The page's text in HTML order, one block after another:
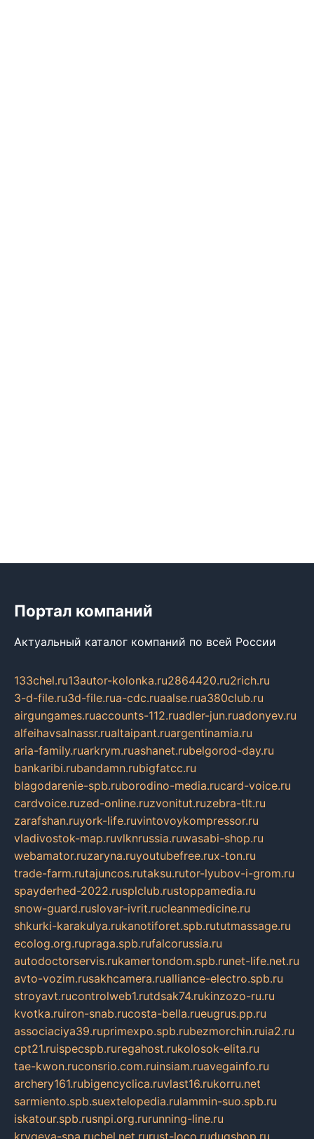
Портал компаний
Актуальный каталог компаний по всей России
133chel.ru13autor-kolonka.ru2864420.ru2rich.ru
3-d-file.ru3d-file.rua-cdc.ruaalse.rua380club.ru
airgungames.ruaccounts-112.ruadler-jun.ruadonyev.ru
alfeihavsalnassr.rualtaipant.ruargentinamia.ru
aria-family.ruarkrym.ruashanet.rubelgorod-day.ru
bankaribi.rubandamn.rubigfatcc.ru
blagodarenie-spb.ruborodino-media.rucard-voice.ru
cardvoice.ruzed-online.ruzvonitut.ruzebra-tlt.ru
zarafshan.ruyork-life.ruvintovoykompressor.ru
vladivostok-map.ruvlknrussia.ruwasabi-shop.ru
webamator.ruzaryna.ruyoutubefree.rux-ton.ru
trade-farm.rutajuncos.rutaksu.rutor-lyubov-i-grom.ru
spayderhed-2022.rusplclub.rustoppamedia.ru
snow-guard.ruslovar-ivrit.rucleanmedicine.ru
shkurki-karakulya.rukanotiforet.spb.rututmassage.ru
ecolog.org.rupraga.spb.rufalcorussia.ru
autodoctorservis.rukamertondom.spb.runet-life.net.ru
avto-vozim.rusakhcamera.rualliance-electro.spb.ru
stroyavt.rucontrolweb1.rutdsak74.rukinzozo-ru.ru
kvotka.ruiron-snab.rucosta-bella.rueugrus.pp.ru
associaciya39.ruprimexpo.spb.rubezmorchin.ruia2.ru
cpt21.ruispecspb.ruregahost.rukolosok-elita.ru
tae-kwon.ruconsrio.com.ruinsiam.ruavegainfo.ru
archery161.rubigencyclica.ruvlast16.rukorru.net
sarmiento.spb.suextelopedia.rulammin-suo.spb.ru
iskatour.spb.rusnpi.org.rurunning-line.ru
krygeva-spa.ruchel.net.rurust-loco.rudugshop.ru